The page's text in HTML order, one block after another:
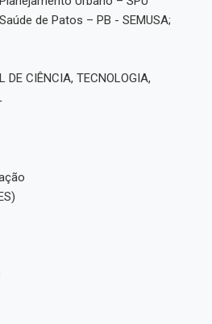
de Patos – PB - SEMUSA;
DE CIÊNCIA, TECNOLOGIA,